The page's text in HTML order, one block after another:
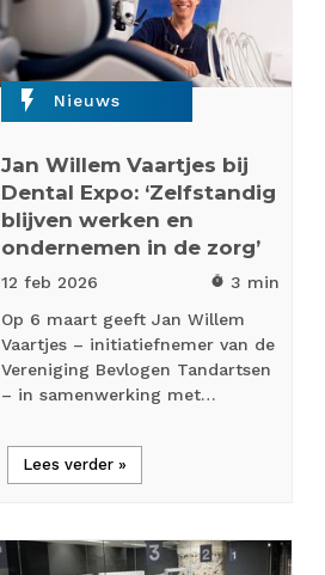
flash_on Nieuws
Jan Willem Vaartjes bij
Dental Expo: ‘Zelfstandig
blijven werken en
ondernemen in de zorg’
12 feb 2026 timer 3 min
Op 6 maart geeft Jan Willem
Vaartjes – initiatiefnemer van de
Vereniging Bevlogen Tandartsen
– in samenwerking met…
Lees verder »